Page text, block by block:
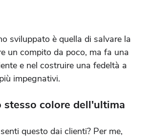
sviluppato è quella di salvare la
un compito da poco, ma fa una
e nel costruire una fedeltà a
impegnativi.
stesso colore dell'ultima
questo dai clienti? Per me,